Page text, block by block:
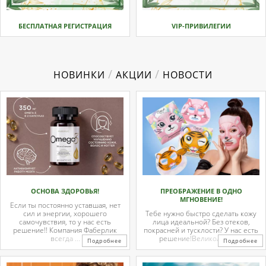
БЕСПЛАТНАЯ РЕГИСТРАЦИЯ VIP-ПРИВИЛЕГИИ
НОВИНКИ / АКЦИИ / НОВОСТИ
ОСНОВА ЗДОРОВЬЯ!
Если ты постоянно уставшая, нет
сил и энергии, хорошего
самочувствия, то у нас есть
решение!! Компания Фаберлик
всегда ...
Подробнее
ПРЕОБРАЖЕНИЕ В ОДНО
МГНОВЕНИЕ!
Тебе нужно быстро сделать кожу
лица идеальной? Без отеков,
покрасней и тусклости? У нас есть
решение!Великолепные
тканевые ...
Подробнее